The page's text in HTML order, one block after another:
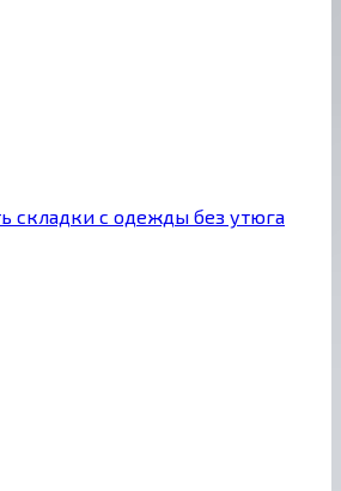
складки с одежды без утюга